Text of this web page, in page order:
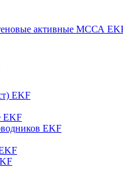
активные МССА
EKF
EKF
EKF